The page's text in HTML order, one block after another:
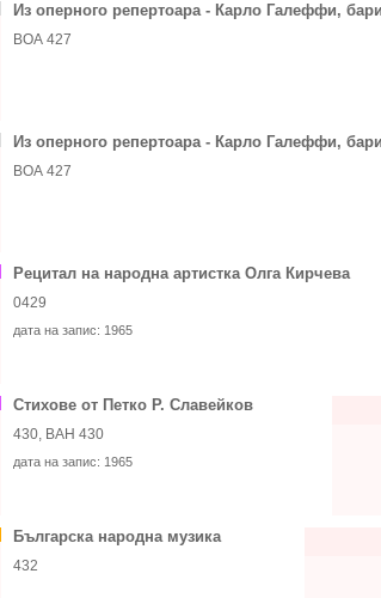
Из оперного репертоара - Карло Галеффи,
ВОА 427
Из оперного репертоара - Карло Галеффи,
ВОА 427
Рецитал на народна артистка Олга Кирчева
0429
дата на запис: 1965
Стихове от Петко Р. Славейков
430, ВАН 430
дата на запис: 1965
Българска народна музика
432